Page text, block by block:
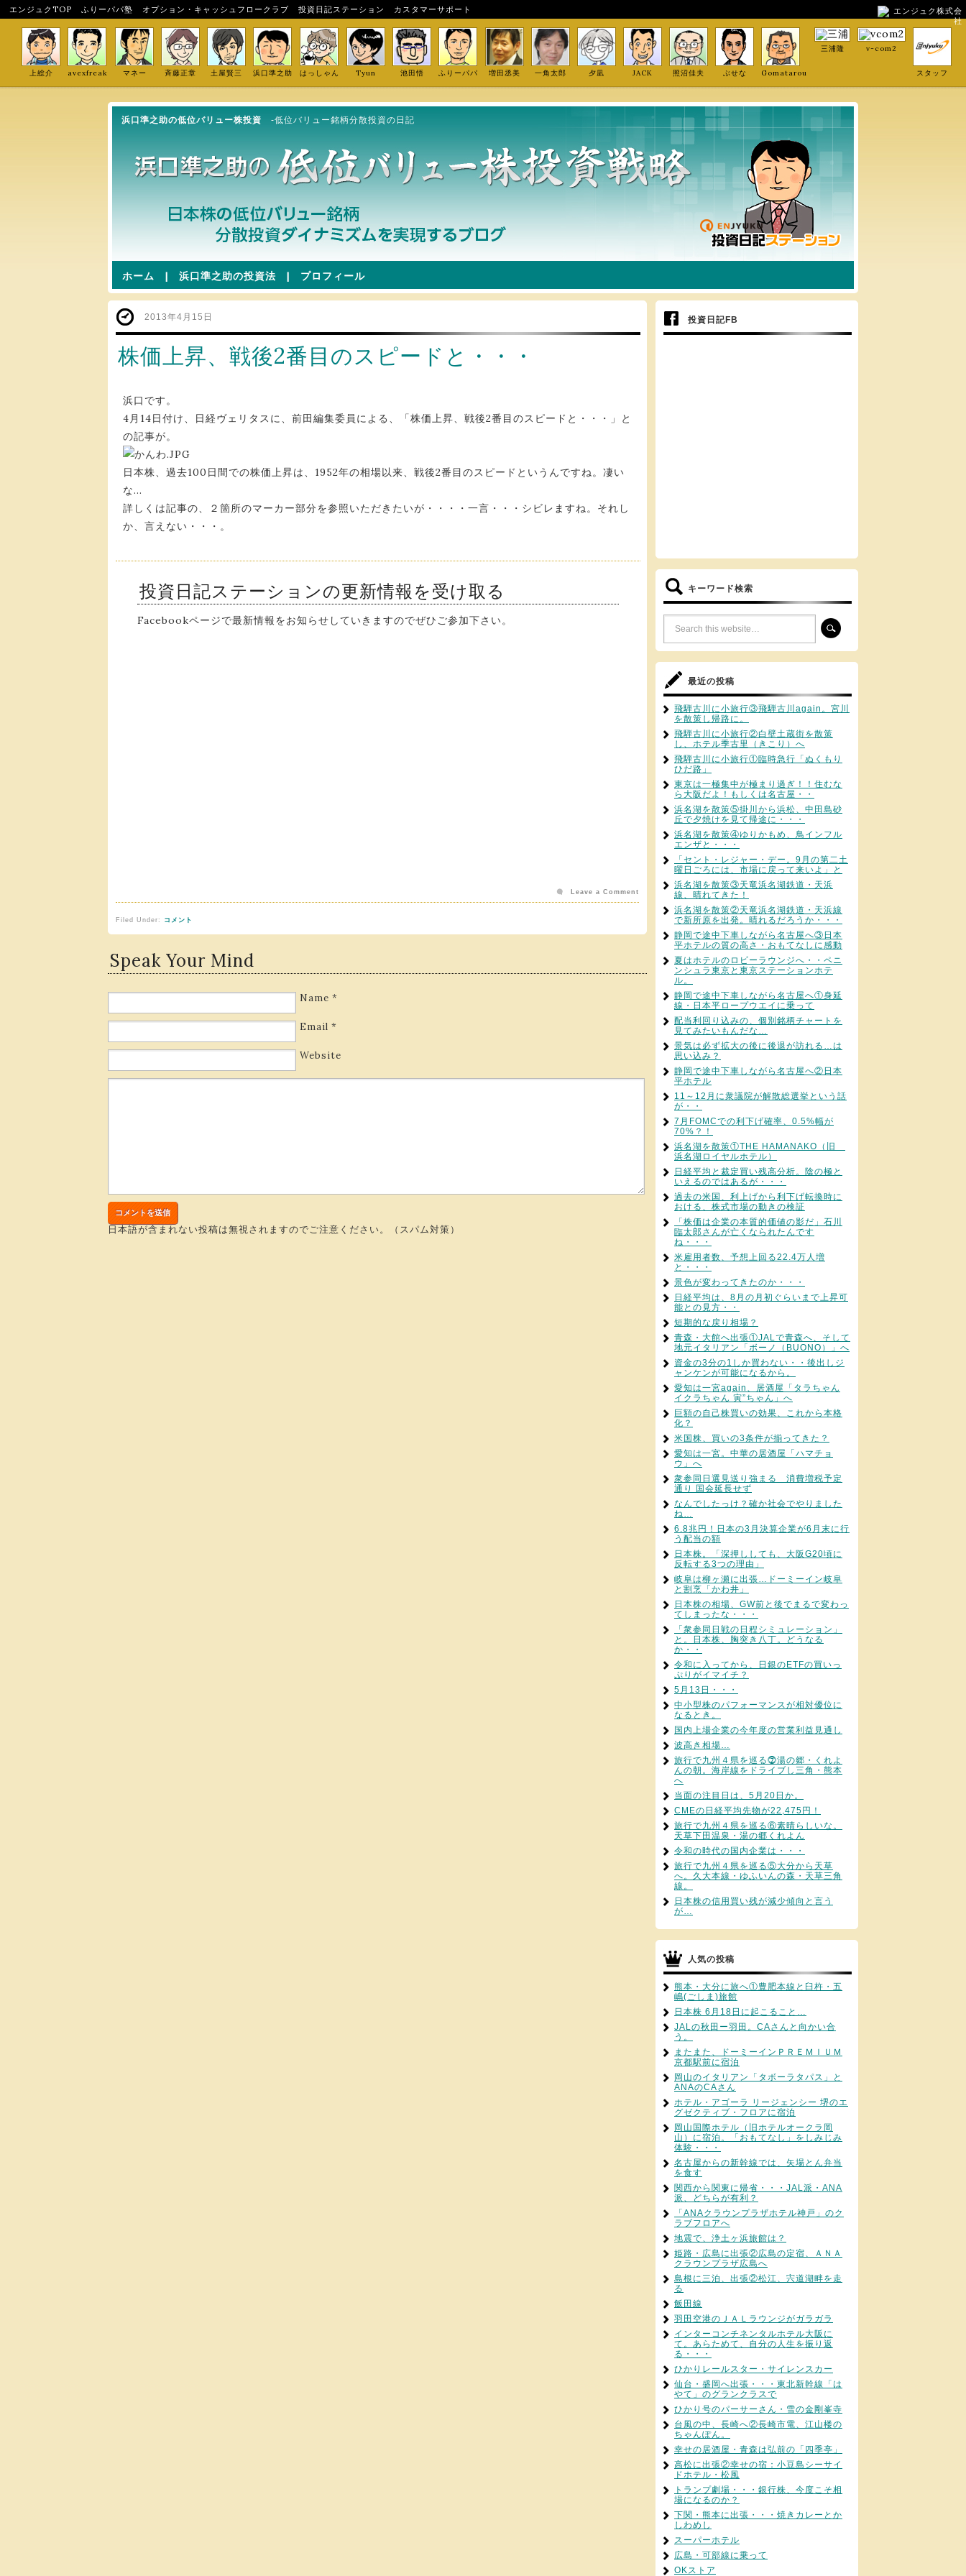
エンジュクTOP ふりーパパ塾 オプション・キャッシュフロークラブ 投資日記ステーション カスタマーサポート
エンジュク株式会
社
上総介 avexfreak マネー 斉藤正章 土屋賢三 浜口準之助 はっしゃん Tyun 池田悟 ふりーパパ 増田丞美 一角太郎 夕凪 JACK 照沼佳夫 ぶせな Gomatarou
三浦隆 v-com2
スタッフ
浜口準之助の低位バリュー株投資 -低位バリュー銘柄分散投資の日記
ホーム | 浜口準之助の投資法 | プロフィール
2013年4月15日
株価上昇、戦後2番目のスピードと・・・
浜口です。
4月14日付け、日経ヴェリタスに、前田編集委員による、「株価上昇、戦後2番目のスピードと・・・」と
の記事が。
日本株、過去100日間での株価上昇は、1952年の相場以来、戦後2番目のスピードというんですね。凄い
な…
詳しくは記事の、２箇所のマーカー部分を参照いただきたいが・・・・一言・・・シビレますね。それし
か、言えない・・・。
投資日記ステーションの更新情報を受け取る
Facebookページで最新情報をお知らせしていきますのでぜひご参加下さい。
Filed Under: コメント
Leave a Comment
Speak Your Mind
Name *
Email *
Website
日本語が含まれない投稿は無視されますのでご注意ください。（スパム対策）
投資日記FB
キーワード検索
最近の投稿
飛騨古川に小旅行③飛騨古川again。宮川
を散策し帰路に。
飛騨古川に小旅行②白壁土蔵街を散策
し、ホテル季古里（きこり）へ
飛騨古川に小旅行①臨時急行「ぬくもり
ひだ路」
東京は一極集中が極まり過ぎ！！住むな
ら大阪だよ！もしくは名古屋・・
浜名湖を散策⑤掛川から浜松、中田島砂
丘で夕焼けを見て帰途に・・・
浜名湖を散策④ゆりかもめ、鳥インフル
エンザと・・・
「セント・レジャー・デー。9月の第二土
曜日ごろには、市場に戻って来いよ」と
浜名湖を散策③天竜浜名湖鉄道・天浜
線、晴れてきた！
浜名湖を散策②天竜浜名湖鉄道・天浜線
で新所原を出発。晴れるだろうか・・・
静岡で途中下車しながら名古屋へ③日本
平ホテルの質の高さ・おもてなしに感動
夏はホテルのロビーラウンジへ・・ペニ
ンシュラ東京と東京ステーションホテ
ル。
静岡で途中下車しながら名古屋へ①身延
線・日本平ロープウエイに乗って
配当利回り込みの、個別銘柄チャートを
見てみたいもんだな…
景気は必ず拡大の後に後退が訪れる…は
思い込み？
静岡で途中下車しながら名古屋へ②日本
平ホテル
11～12月に衆議院が解散総選挙という話
が・・
7月FOMCでの利下げ確率、0.5%幅が
70%？！
浜名湖を散策①THE HAMANAKO（旧
浜名湖ロイヤルホテル）
日経平均と裁定買い残高分析。陰の極と
いえるのではあるが・・・
過去の米国、利上げから利下げ転換時に
おける、株式市場の動きの検証
「株価は企業の本質的価値の影だ」石川
臨太郎さんが亡くなられたんです
ね・・・
米雇用者数、予想上回る22.4万人増
と・・・
景色が変わってきたのか・・・
日経平均は、8月の月初ぐらいまで上昇可
能との見方・・
短期的な戻り相場？
青森・大館へ出張①JALで青森へ、そして
地元イタリアン「ボーノ（BUONO）」へ
資金の3分の1しか買わない・・後出しジ
ャンケンが可能になるから。
愛知は一宮again、居酒屋「タラちゃん
イクラちゃん 寅”ちゃん」へ
巨額の自己株買いの効果、これから本格
化？
米国株、買いの3条件が揃ってきた？
愛知は一宮。中華の居酒屋「ハマチョ
ウ」へ
衆参同日選見送り強まる 消費増税予定
通り 国会延長せず
なんでしたっけ？確か社会でやりました
ね…
6.8兆円！日本の3月決算企業が6月末に行
う配当の額
日本株。「深押ししても、大阪G20頃に
反転する3つの理由」
岐阜は柳ヶ瀬に出張…ドーミーイン岐阜
と割烹「かわ井」
日本株の相場、GW前と後でまるで変わっ
てしまったな・・・
「衆参同日戦の日程シミュレーション」
と。日本株、胸突き八丁。どうなる
か・・
令和に入ってから、日銀のETFの買いっ
ぷりがイマイチ？
5月13日・・・
中小型株のパフォーマンスが相対優位に
なるとき。
国内上場企業の今年度の営業利益見通し
波高き相場…
旅行で九州４県を巡る⓻湯の郷・くれよ
んの朝。海岸線をドライブし三角・熊本
へ
当面の注目日は、5月20日か。
CMEの日経平均先物が22,475円！
旅行で九州４県を巡る⑥素晴らしいな。
天草下田温泉・湯の郷くれよん
令和の時代の国内企業は・・・
旅行で九州４県を巡る⑤大分から天草
へ。久大本線・ゆふいんの森・天草三角
線。
日本株の信用買い残が減少傾向と言う
が…
人気の投稿
熊本・大分に旅へ①豊肥本線と臼杵・五
嶋(ごしま)旅館
日本株 6月18日に起こること…
JALの秋田ー羽田。CAさんと向かい合
う。
またまた、ドーミーインＰＲＥＭＩＵＭ
京都駅前に宿泊
岡山のイタリアン「タボーラタパス」と
ANAのCAさん
ホテル・アゴーラ リージェンシー 堺のエ
グゼクティブ・フロアに宿泊
岡山国際ホテル（旧ホテルオークラ岡
山）に宿泊。「おもてなし」をしみじみ
体験・・・
名古屋からの新幹線では、矢場とん弁当
を食す
関西から関東に帰省・・・JAL派・ANA
派、どちらが有利？
「ANAクラウンプラザホテル神戸」のク
ラブフロアへ
地震で、浄土ヶ浜旅館は？
姫路・広島に出張②広島の定宿、ＡＮＡ
クラウンプラザ広島へ
島根に三泊、出張②松江、宍道湖畔を走
る
飯田線
羽田空港のＪＡＬラウンジがガラガラ
インターコンチネンタルホテル大阪に
て。あらためて、自分の人生を振り返
る・・・
ひかりレールスター・サイレンスカー
仙台・盛岡へ出張・・・東北新幹線「は
やて」のグランクラスで
ひかり号のパーサーさん・雪の金剛峯寺
台風の中、長崎へ②長崎市電、江山楼の
ちゃんぽん。
幸せの居酒屋・青森は弘前の「四季亭」
高松に出張②幸せの宿：小豆島シーサイ
ドホテル・松風
トランプ劇場・・・銀行株、今度こそ相
場になるのか？
下関・熊本に出張・・・焼きカレーとか
しわめし
スーパーホテル
広島・可部線に乗って
OKストア